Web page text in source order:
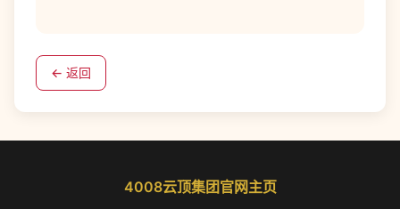
← 返回
4008云顶集团官网主页